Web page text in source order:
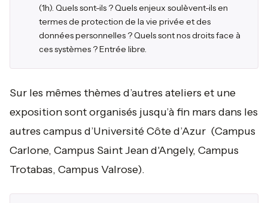
(1h). Quels sont-ils ? Quels enjeux soulèvent-ils en
termes de protection de la vie privée et des
données personnelles ? Quels sont nos droits face à
ces systèmes ? Entrée libre.
Sur les mêmes thèmes d’autres ateliers et une
exposition sont organisés jusqu’à fin mars dans les
autres campus d’Université Côte d’Azur (Campus
Carlone, Campus Saint Jean d'Angely, Campus
Trotabas, Campus Valrose).